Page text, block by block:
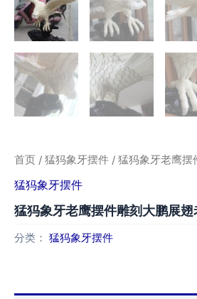
首页 / 猛犸象牙摆件 / 猛犸象牙老鹰摆
猛犸象牙摆件
猛犸象牙老鹰摆件雕刻大鹏展翅
分类： 猛犸象牙摆件